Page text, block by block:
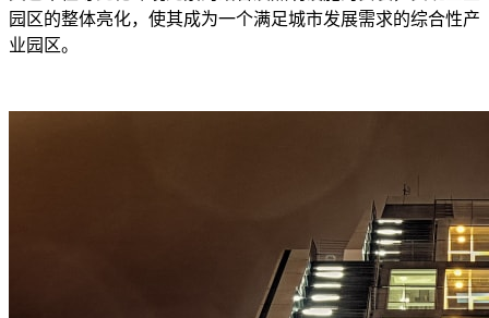
园区的整体亮化，使其成为一个满足城市发展需求的综合性产
业园区。